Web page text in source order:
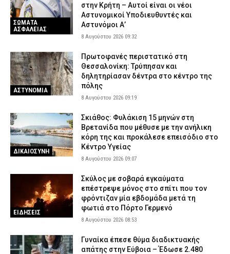
ΣΩΜΑΤΑ
ΑΣΦΑΛΕΙΑΣ
στην Κρήτη – Αυτοί είναι οι νέοι
Αστυνομικοί Υποδιευθυντές και
Αστυνόμοι Α’
8 Αυγούστου 2026 09:32
ΑΣΤΥΝΟΜΙΑ
Πρωτοφανές περιστατικό στη
Θεσσαλονίκη: Τρύπησαν και
δηλητηρίασαν δέντρα στο κέντρο της
πόλης
8 Αυγούστου 2026 09:19
ΔΙΚΑΙΟΣΥΝΗ
Σκιάθος: Φυλάκιση 15 μηνών στη
Βρετανίδα που μέθυσε με την ανήλικη
κόρη της και προκάλεσε επεισόδιο στο
Κέντρο Υγείας
8 Αυγούστου 2026 09:07
ΕΙΔΗΣΕΙΣ
Σκύλος με σοβαρά εγκαύματα
επέστρεψε μόνος στο σπίτι που τον
φρόντιζαν μία εβδομάδα μετά τη
φωτιά στο Πόρτο Γερμενό
8 Αυγούστου 2026 08:53
Γυναίκα έπεσε θύμα διαδικτυακής
απάτης στην Εύβοια – Έδωσε 2.480